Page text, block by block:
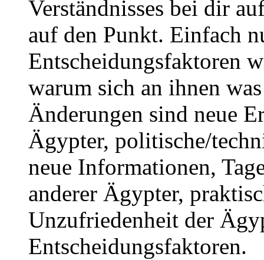
Verständnisses bei dir
auf den Punkt. Einfach
Entscheidungsfaktoren
warum sich an ihnen
Änderungen sind neue
Ägypter, politische/
neue Informationen,
anderer Ägypter,
Unzufriedenheit der
Entscheidungsfaktoren.